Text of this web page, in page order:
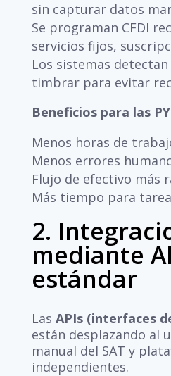
sin capturar datos
Se programan CFDI
servicios fijos,
Los sistemas
timbrar para evitar
Beneficios para las
Menos horas de
Menos errores
Flujo de efectivo más
Más tiempo para
2.
mediante
estándar
Las APIs (interfaces
están desplazando al
manual del SAT y
independientes.